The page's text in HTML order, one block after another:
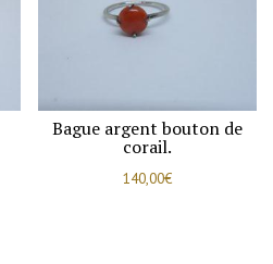
Bague argent bouton de
corail.
140,00€